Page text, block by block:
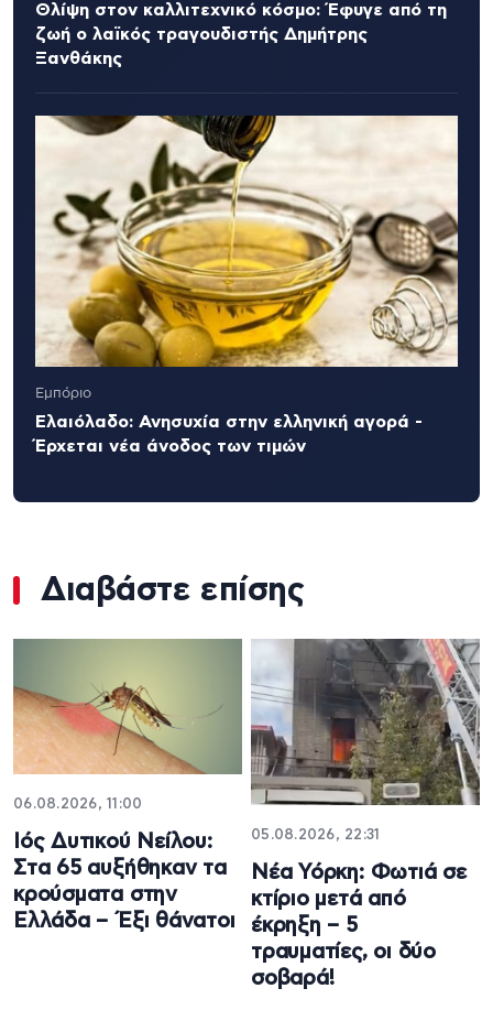
Θλίψη στον καλλιτεχνικό κόσμο: Έφυγε από τη
ζωή ο λαϊκός τραγουδιστής Δημήτρης
Ξανθάκης
Εμπόριο
Ελαιόλαδο: Ανησυχία στην ελληνική αγορά -
Έρχεται νέα άνοδος των τιμών
Διαβάστε επίσης
06.08.2026, 11:00
Ιός Δυτικού Νείλου:
Στα 65 αυξήθηκαν τα
κρούσματα στην
Ελλάδα – Έξι θάνατοι
05.08.2026, 22:31
Νέα Υόρκη: Φωτιά σε
κτίριο μετά από
έκρηξη – 5
τραυματίες, οι δύο
σοβαρά!